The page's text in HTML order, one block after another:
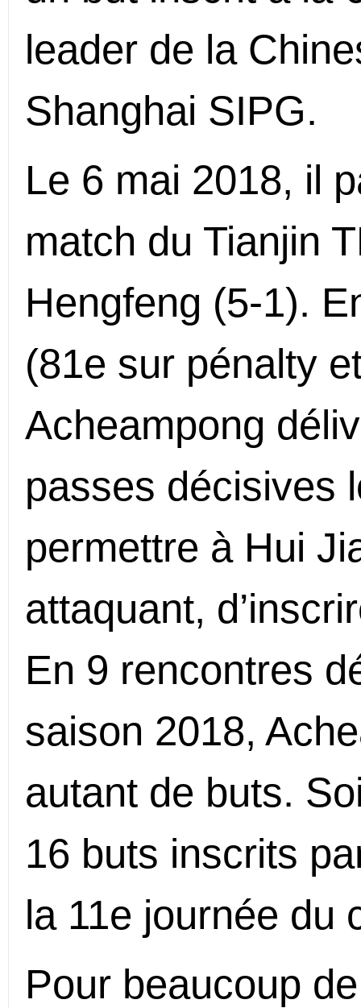
leader de la
Shanghai SIPG.
Le 6 mai 2018, il
match du Tianjin
Hengfeng (5-1).
(81e sur pénalty
Acheampong
passes décisives
permettre à Hui
attaquant,
En 9 rencontres
saison 2018,
autant de buts.
16 buts inscrits
la 11e journée du
Pour beaucoup